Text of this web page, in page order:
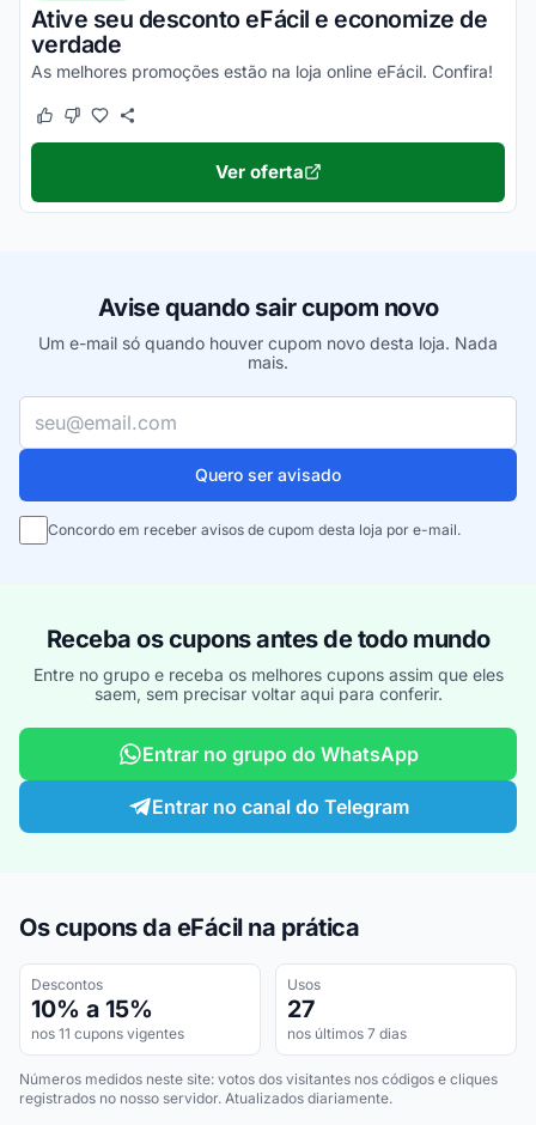
Ative seu desconto eFácil e economize de
verdade
As melhores promoções estão na loja online eFácil. Confira!
Este cupom funcionou
Este cupom não funcionou
Ver oferta
Avise quando sair cupom novo
Um e-mail só quando houver cupom novo desta loja. Nada
mais.
Quero ser avisado
Concordo em receber avisos de cupom desta loja por e-mail.
Receba os cupons antes de todo mundo
Entre no grupo e receba os melhores cupons assim que eles
saem, sem precisar voltar aqui para conferir.
Entrar no grupo do WhatsApp
Entrar no canal do Telegram
Os cupons da eFácil na prática
Descontos
10% a 15%
nos 11 cupons vigentes
Usos
27
nos últimos 7 dias
Números medidos neste site: votos dos visitantes nos códigos e cliques
registrados no nosso servidor. Atualizados diariamente.